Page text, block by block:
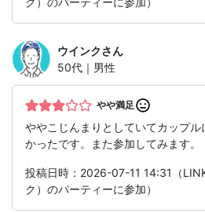
ウインクさん
50代｜男性
やや満足
ややこじんまりとしていてカップ
かったです。また参加してみます。
投稿日時：2026-07-11 14:31（
ク）のパーティーに参加）